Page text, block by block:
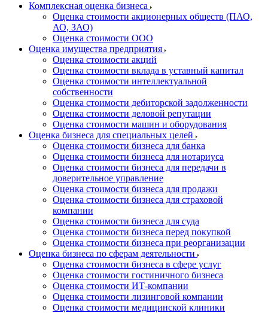
Комплексная оценка бизнеса
Оценка стоимости акционерных обществ (ПАО,
АО, ЗАО)
Оценка стоимости ООО
Оценка имущества предприятия
Оценка стоимости акций
Оценка стоимости вклада в уставный капитал
Оценка стоимости интеллектуальной
собственности
Оценка стоимости дебиторской задолженности
Оценка стоимости деловой репутации
Оценка стоимости машин и оборудования
Оценка бизнеса для специальных целей
Оценка стоимости бизнеса для банка
Оценка стоимости бизнеса для нотариуса
Оценка стоимости бизнеса для передачи в
доверительное управление
Оценка стоимости бизнеса для продажи
Оценка стоимости бизнеса для страховой
компании
Оценка стоимости бизнеса для суда
Оценка стоимости бизнеса перед покупкой
Оценка стоимости бизнеса при реорганизации
Оценка бизнеса по сферам деятельности
Оценка стоимости бизнеса в сфере услуг
Оценка стоимости гостиничного бизнеса
Оценка стоимости ИТ-компании
Оценка стоимости лизинговой компании
Оценка стоимости медицинской клиники